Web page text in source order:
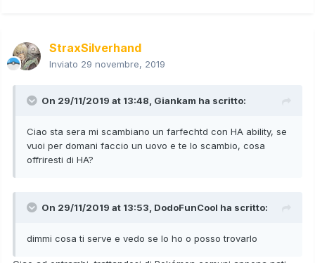
StraxSilverhand
Inviato 29 novembre, 2019
On 29/11/2019 at 13:48, Giankam ha scritto:
Ciao sta sera mi scambiano un farfechtd con HA ability, se
vuoi per domani faccio un uovo e te lo scambio, cosa
offriresti di HA?
On 29/11/2019 at 13:53, DodoFunCool ha scritto:
dimmi cosa ti serve e vedo se lo ho o posso trovarlo